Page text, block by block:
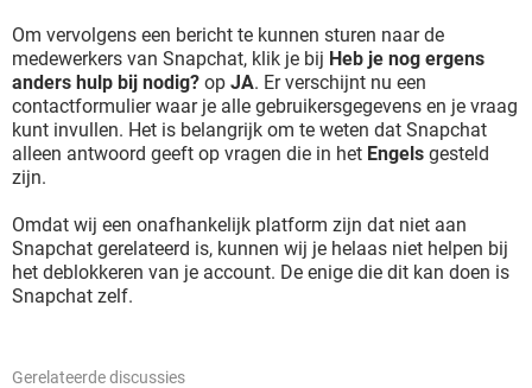
Om vervolgens een bericht te kunnen sturen naar de
medewerkers van Snapchat, klik je bij Heb je nog ergens
anders hulp bij nodig? op JA. Er verschijnt nu een
contactformulier waar je alle gebruikersgegevens en je vraag
kunt invullen. Het is belangrijk om te weten dat Snapchat
alleen antwoord geeft op vragen die in het Engels gesteld
zijn.
Omdat wij een onafhankelijk platform zijn dat niet aan
Snapchat gerelateerd is, kunnen wij je helaas niet helpen bij
het deblokkeren van je account. De enige die dit kan doen is
Snapchat zelf.
Gerelateerde discussies